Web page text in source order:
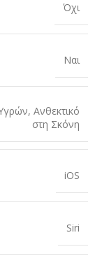
Όχι
Ναι
, Ανθεκτικό
στη Σκόνη
iOS
Siri